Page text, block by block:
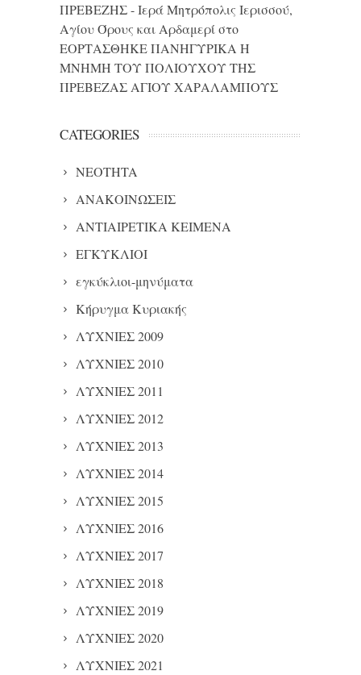
ΠΡΕΒΕΖΗΣ - Ιερά Μητρόπολις Ιερισσού,
Αγίου Όρους και Αρδαμερίστο
ΕΟΡΤΑΣΘΗΚΕ ΠΑΝΗΓΥΡΙΚΑ Η
ΜΝΗΜΗ ΤΟΥ ΠΟΛΙΟΥΧΟΥ ΤΗΣ
ΠΡΕΒΕΖΑΣ ΑΓΙΟΥ ΧΑΡΑΛΑΜΠΟΥΣ
CATEGORIES
NEOTHTA
ΑΝΑΚΟΙΝΩΣΕΙΣ
ΑΝΤΙΑΙΡΕΤΙΚΑ ΚΕΙΜΕΝΑ
ΕΓΚΥΚΛΙΟΙ
εγκύκλιοι-μηνύματα
Κήρυγμα Κυριακής
ΛΥΧΝΙΕΣ 2009
ΛΥΧΝΙΕΣ 2010
ΛΥΧΝΙΕΣ 2011
ΛΥΧΝΙΕΣ 2012
ΛΥΧΝΙΕΣ 2013
ΛΥΧΝΙΕΣ 2014
ΛΥΧΝΙΕΣ 2015
ΛΥΧΝΙΕΣ 2016
ΛΥΧΝΙΕΣ 2017
ΛΥΧΝΙΕΣ 2018
ΛΥΧΝΙΕΣ 2019
ΛΥΧΝΙΕΣ 2020
ΛΥΧΝΙΕΣ 2021